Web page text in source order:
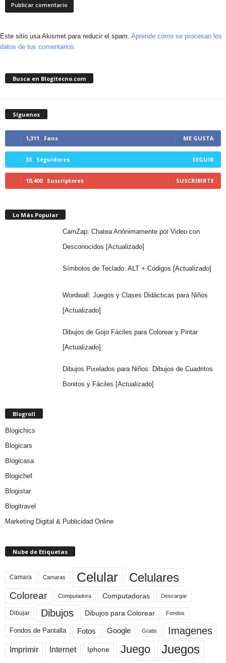
Este sitio usa Akismet para reducir el spam. Aprende cómo se procesan los
datos de tus comentarios.
Busca en Blogitecno.com
Síguenos
1,311 Fans ME GUSTA
33 Seguidores SEGUIR
10,400 Suscriptores SUSCRIBIRTE
Lo Más Popular
CamZap: Chatea Anónimamente por Video con
Desconocidos [Actualizado]
Símbolos de Teclado: ALT + Códigos [Actualizado]
Wordwall: Juegos y Clases Didácticas para Niños
[Actualizado]
Dibujos de Gojo Fáciles para Colorear y Pintar
[Actualizado]
Dibujos Pixelados para Niños: Dibujos de Cuadritos
Bonitos y Fáciles [Actualizado]
Blogroll
Blogichics
Blogicars
Blogicasa
Blogichef
Blogistar
Blogitravel
Marketing Digital & Publicidad Online
Nube de Etiquetas
Camara Camaras Celular Celulares
Colorear Computadora Computadoras Descargar
Dibujar Dibujos Dibujos para Colorear Fondos
Fondos de Pantalla Fotos Google Gratis Imagenes
Imprimir Internet Iphone Juego Juegos